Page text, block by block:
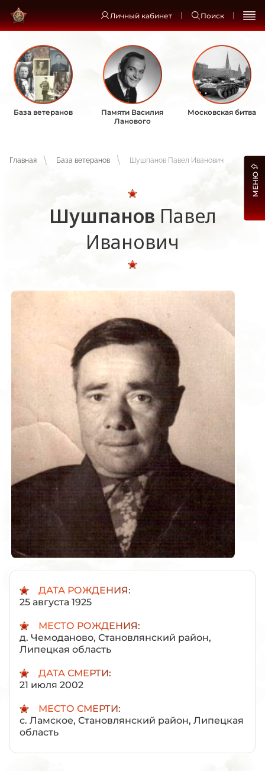
Личный кабинет Поиск
База ветеранов
Памяти Василия
Ланового
Московская битва
Главная База ветеранов Шушпанов Павел Иванович
Шушпанов Павел
Иванович
ДАТА РОЖДЕНИЯ:
25 августа 1925
МЕСТО РОЖДЕНИЯ:
д. Чемоданово, Становлянский район,
Липецкая область
ДАТА СМЕРТИ:
21 июля 2002
МЕСТО СМЕРТИ:
с. Ламское, Становлянский район, Липецкая
область
МЕНЮ